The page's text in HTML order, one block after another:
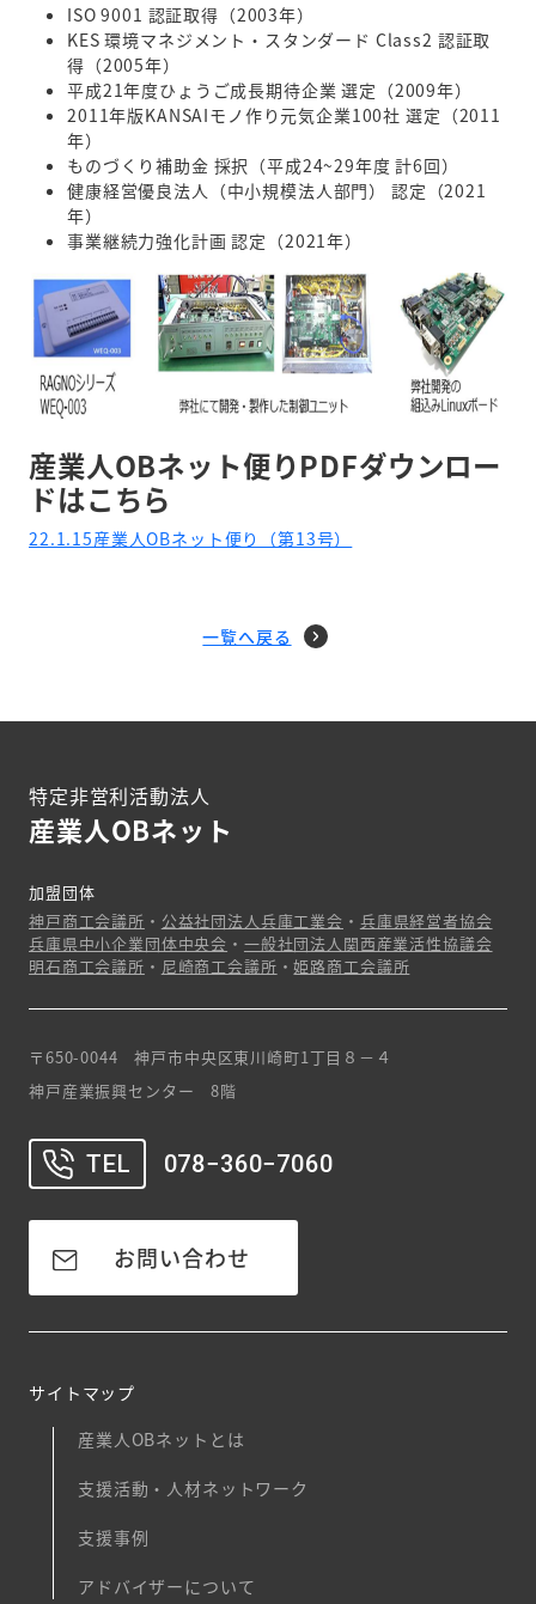
ISO 9001 認証取得（2003年）
KES 環境マネジメント・スタンダード Class2 認証取
得（2005年）
平成21年度ひょうご成長期待企業 選定（2009年）
2011年版KANSAIモノ作り元気企業100社 選定（2011
年）
ものづくり補助金 採択（平成24~29年度 計6回）
健康経営優良法人（中小規模法人部門） 認定（2021
年）
事業継続力強化計画 認定（2021年）
産業人OBネット便りPDFダウンロー
ドはこちら
22.1.15産業人OBネット便り（第13号）
一覧へ戻る
特定非営利活動法人
産業人OBネット
加盟団体
神戸商工会議所 ・ 公益社団法人兵庫工業会 ・ 兵庫県経営者協会
兵庫県中小企業団体中央会 ・ 一般社団法人関西産業活性協議会
明石商工会議所 ・ 尼崎商工会議所 ・姫路商工会議所
〒650-0044 神戸市中央区東川崎町1丁目８－４
神戸産業振興センター 8階
TEL 078−360−7060
お問い合わせ
サイトマップ
産業人OBネットとは
支援活動・人材ネットワーク
支援事例
アドバイザーについて